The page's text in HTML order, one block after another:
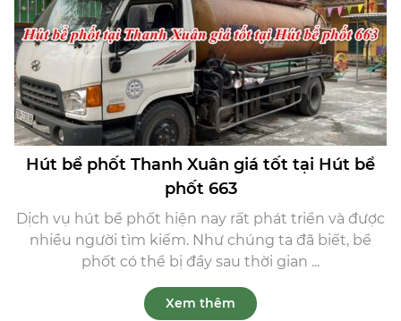
Hút bể phốt Thanh Xuân giá tốt tại Hút bể
phốt 663
Dịch vụ hút bể phốt hiện nay rất phát triển và được
nhiều người tìm kiếm. Như chúng ta đã biết, bể
phốt có thể bị đầy sau thời gian ...
Xem thêm